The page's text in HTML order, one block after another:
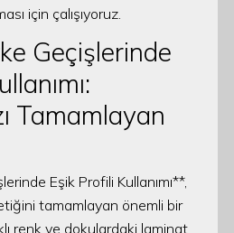
için çalışıyoruz.
Geçişlerinde
Tamamlayan
Eşik Profili Kullanımı**,
tamamlayan önemli bir
renk ve dokulardaki laminat